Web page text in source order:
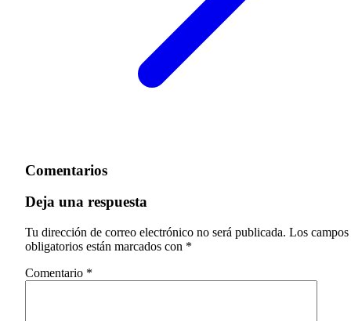
Comentarios
Deja una respuesta
Tu dirección de correo electrónico no será publicada. Los campos
obligatorios están marcados con *
Comentario *